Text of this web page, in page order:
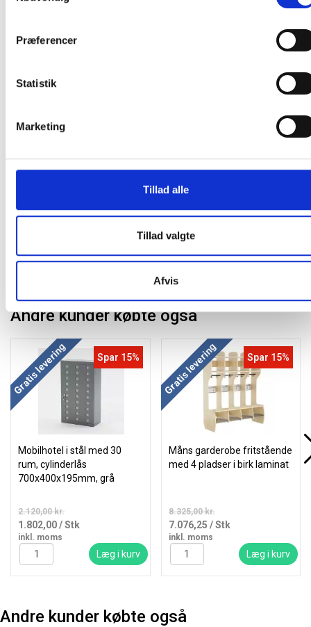
Præferencer
Statistik
Marketing
Tillad alle
Tillad valgte
Afvis
415,00 / stk
Andre kunder købte også
Gratis levering Spar 15%
Mobilhotel i stål med 30
rum, cylinderlås
700x400x195mm, grå
2.120,00 kr.
1.802,00/ Stk
inkl. moms
Læg i kurv
Gratis levering Spar 15%
Måns garderobe fritstående
med 4 pladser i birk laminat
8.325,00 kr.
7.076,25 / Stk
inkl. moms
Læg i kurv
Andre kunder købte også